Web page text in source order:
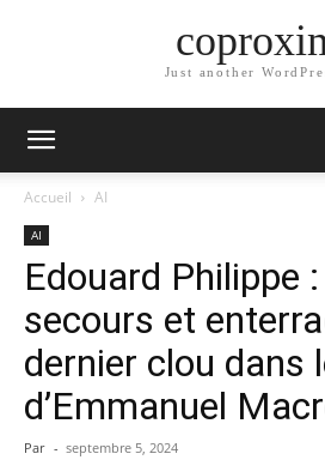
Just another
Accueil AI
AI
Edouard Philippe
secours et
dernier clou dans
d’Emmanuel
Par - septembre 5, 2024